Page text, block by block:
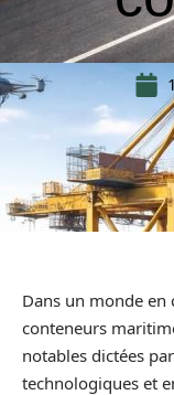
Dans un monde en
conteneurs
notables dictées
technologiques et